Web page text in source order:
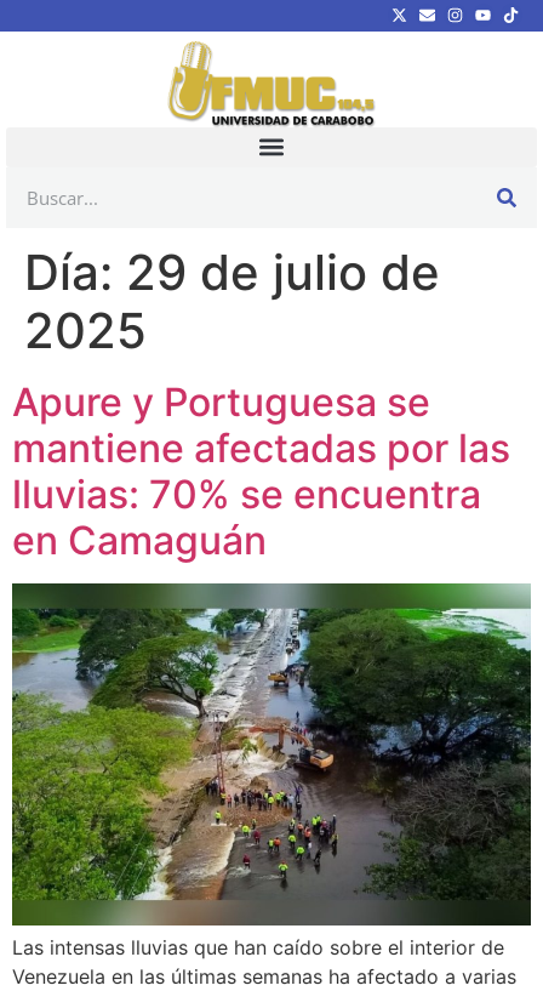
Día: 29 de julio de
2025
Apure y Portuguesa se
mantiene afectadas por las
lluvias: 70% se encuentra
en Camaguán
Las intensas lluvias que han caído sobre el interior de
Venezuela en las últimas semanas ha afectado a varias